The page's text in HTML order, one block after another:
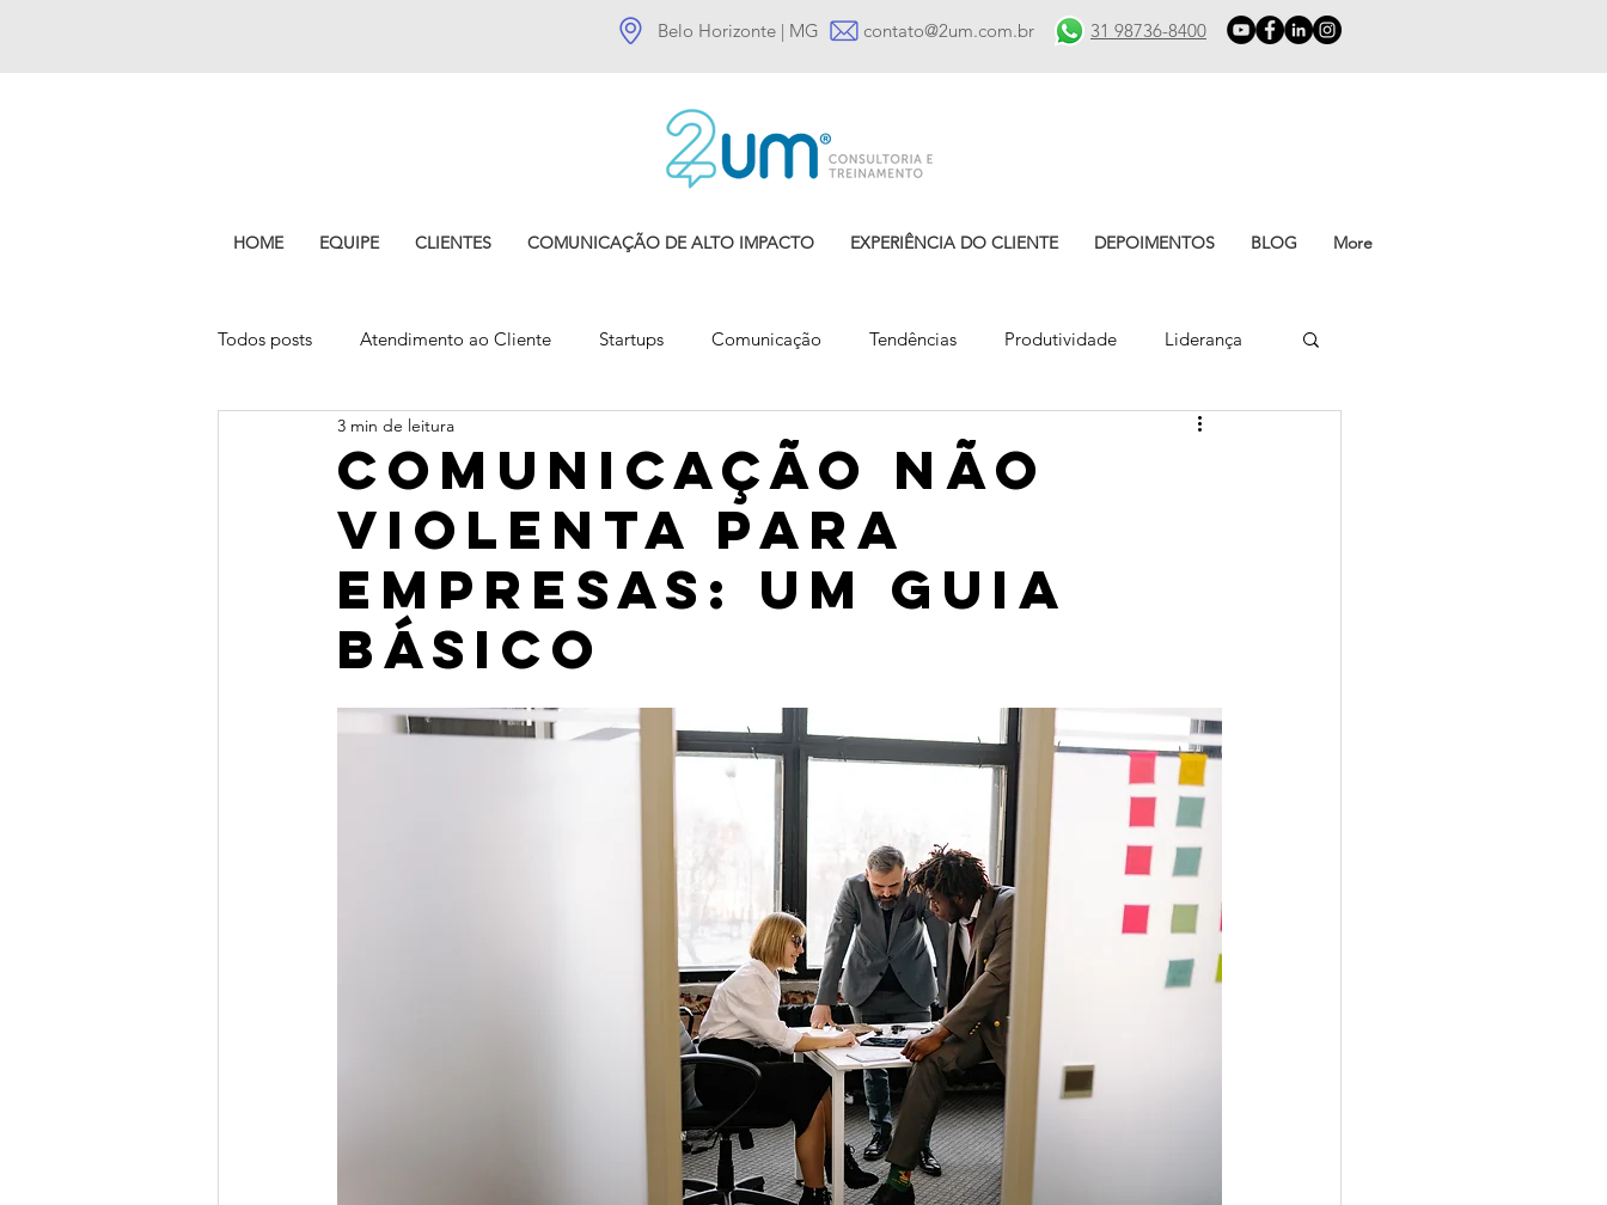
Belo Horizonte | MG contato@2um.com.br 31 98736-8400
HOME EQUIPE CLIENTES COMUNICAÇÃO DE ALTO IMPACTO EXPERIÊNCIA DO CLIENTE DEPOIMENTOS BLOG More
Todos posts Atendimento ao Cliente Startups Comunicação Tendências Produtividade Liderança
Experiência do cliente Comportamento do cliente
Comunicação não
violenta para
empresas: um guia
básico
3 min de leitura